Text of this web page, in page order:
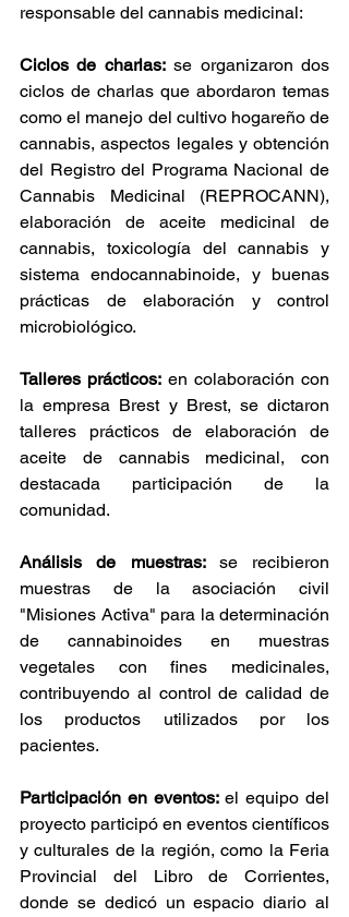
responsable del cannabis medicinal:
Ciclos de charlas: se organizaron dos
ciclos de charlas que abordaron temas
como el manejo del cultivo hogareño de
cannabis, aspectos legales y obtención
del Registro del Programa Nacional de
Cannabis Medicinal (REPROCANN),
elaboración de aceite medicinal de
cannabis, toxicología del cannabis y
sistema endocannabinoide, y buenas
prácticas de elaboración y control
microbiológico.
Talleres prácticos: en colaboración con
la empresa Brest y Brest, se dictaron
talleres prácticos de elaboración de
aceite de cannabis medicinal, con
destacada participación de la
comunidad.
Análisis de muestras: se recibieron
muestras de la asociación civil
"Misiones Activa" para la determinación
de cannabinoides en muestras
vegetales con fines medicinales,
contribuyendo al control de calidad de
los productos utilizados por los
pacientes.
Participación en eventos: el equipo del
proyecto participó en eventos científicos
y culturales de la región, como la Feria
Provincial del Libro de Corrientes,
donde se dedicó un espacio diario al